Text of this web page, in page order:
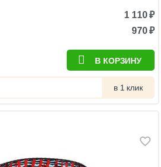
1 110₽
970₽
В КОРЗИНУ
в 1 клик